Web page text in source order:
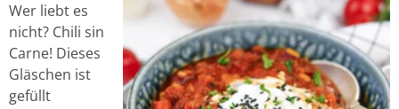
Wer liebt es
nicht? Chili sin
Carne! Dieses
Gläschen ist
gefüllt